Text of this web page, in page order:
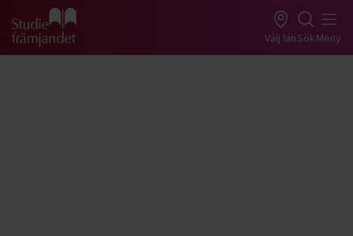
Gå till studiefrämjandets startsida Välj länSökMeny